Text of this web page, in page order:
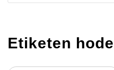
Etiketen